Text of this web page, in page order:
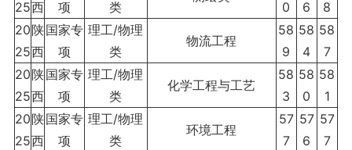
25西
项
类
0
6
8
20
25
陕
西
国家专
项
理工/物理
类
物流工程
58
9
58
4
58
7
20
25
陕
西
国家专
项
理工/物理
类
化学工程与工艺
58
3
58
0
58
1
20
25
陕
西
国家专
项
理工/物理
类
环境工程
57
7
57
6
57
7